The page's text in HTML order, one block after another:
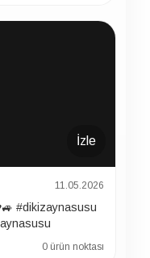
İzle
11.05.2026
#dikizaynasusu
0 ürün noktası